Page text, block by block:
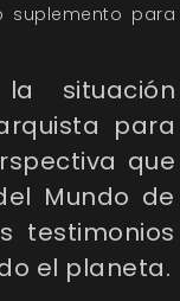
suplemento para
la situación
para
que
Mundo de
testimonios
el planeta.